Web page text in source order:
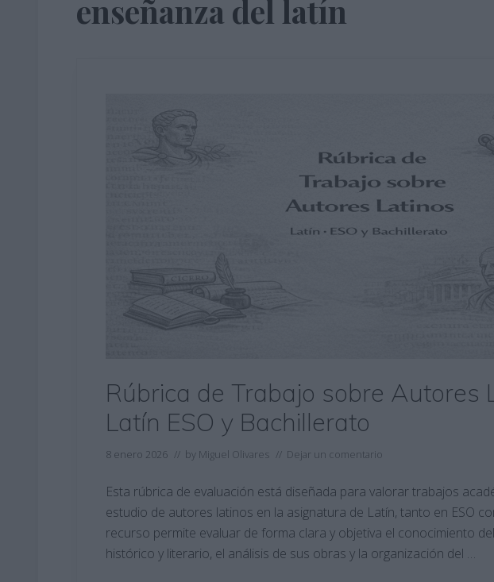
enseñanza del latín
Rúbrica de Trabajo sobre Autores
Latín ESO y Bachillerato
8 enero 2026 // by Miguel Olivares // Dejar un comentario
Esta rúbrica de evaluación está diseñada para valorar trabajos
estudio de autores latinos en la asignatura de Latín, tanto en ESO
recurso permite evaluar de forma clara y objetiva el conocimiento
histórico y literario, el análisis de sus obras y la organización del …